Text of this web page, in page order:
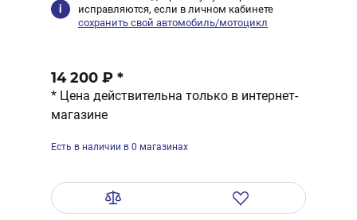
исправляются, если в личном кабинете
сохранить свой автомобиль/мотоцикл
14 200 ₽ *
* Цена действительна только в интернет-
магазине
Есть в наличии в 0 магазинах